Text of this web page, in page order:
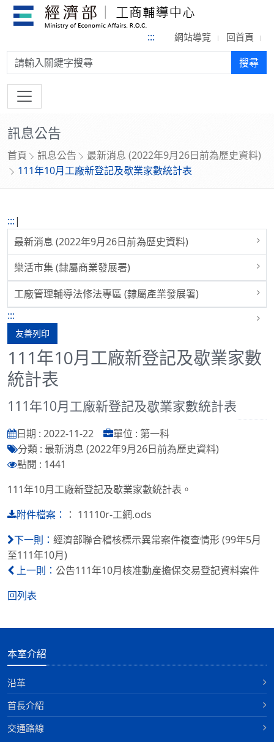
::: 網站導覽 回首頁
搜尋: 搜尋
訊息公告
首頁 訊息公告
最新消息 (2022年9月26日前為歷史資料)
111年10月工廠新登記及歇業家數統計表
:::|
最新消息 (2022年9月26日前為歷史資料)
樂活市集 (隸屬商業發展署)
工廠管理輔導法修法專區 (隸屬產業發展署)
:::
友善列印
111年10月工廠新登記及歇業家數
統計表
111年10月工廠新登記及歇業家數統計表
日期 : 2022-11-22
單位 : 第一科
分類 : 最新消息 (2022年9月26日前為歷史資料)
點閱 : 1441
111年10月工廠新登記及歇業家數統計表。
附件檔案： ： 11110r-工網.ods
下一則： 經濟部聯合稽核標示異常案件複查情形 (99年5月
至111年10月)
上一則： 公告111年10月核准動產擔保交易登記資料案件
回列表
本室介紹
沿革
首長介紹
交通路線